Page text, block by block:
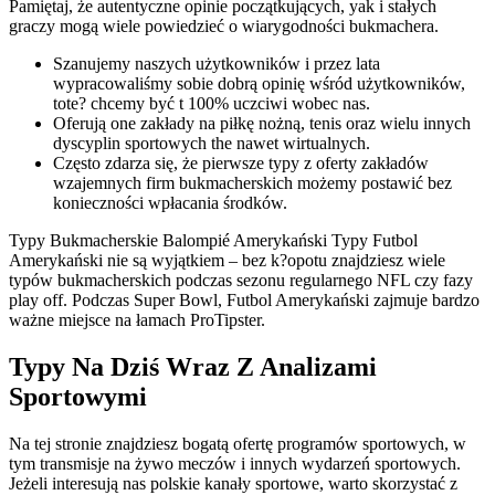
Pamiętaj, że autentyczne opinie początkujących, yak i stałych
graczy mogą wiele powiedzieć o wiarygodności bukmachera.
Szanujemy naszych użytkowników i przez lata
wypracowaliśmy sobie dobrą opinię wśród użytkowników,
tote? chcemy być t 100% uczciwi wobec nas.
Oferują one zakłady na piłkę nożną, tenis oraz wielu innych
dyscyplin sportowych the nawet wirtualnych.
Często zdarza się, że pierwsze typy z oferty zakładów
wzajemnych firm bukmacherskich możemy postawić bez
konieczności wpłacania środków.
Typy Bukmacherskie Balompié Amerykański Typy Futbol
Amerykański nie są wyjątkiem – bez k?opotu znajdziesz wiele
typów bukmacherskich podczas sezonu regularnego NFL czy fazy
play off. Podczas Super Bowl, Futbol Amerykański zajmuje bardzo
ważne miejsce na łamach ProTipster.
Typy Na Dziś Wraz Z Analizami
Sportowymi
Na tej stronie znajdziesz bogatą ofertę programów sportowych, w
tym transmisje na żywo meczów i innych wydarzeń sportowych.
Jeżeli interesują nas polskie kanały sportowe, warto skorzystać z